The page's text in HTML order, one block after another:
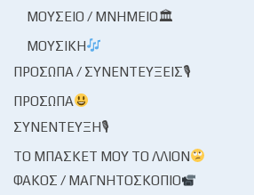
ΜΟΥΣΕΊΟ / ΜΝΗΜΕΊΟ🏛
ΜΟΥΣΙΚΉ
ΠΡΌΣΩΠΑ / ΣΥΝΕΝΤΕΎΞΕΙΣ🎙
ΠΡΌΣΩΠΑ
ΣΥΝΈΝΤΕΥΞΗ🎙
ΤΟ ΜΠΆΣΚΕΤ ΜΟΥ ΤΟ ΛΛΊΟΝ
ΦΑΚΌΣ / ΜΑΓΝΗΤΟΣΚΌΠΙΟ